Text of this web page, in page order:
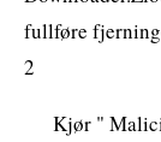
fullføre
2
Kjør "